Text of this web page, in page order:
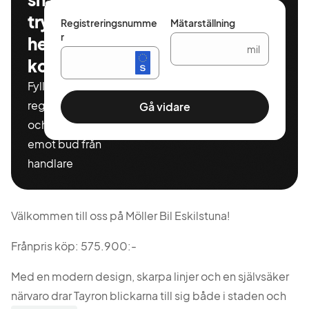
tryggt och
helt
kostnadsfritt
Fyll i ditt
registeringnummer
och miltal för att ta
emot bud från
handlare
Registreringsnumme
r
Mätarställning
mil
Gå vidare
Välkommen till oss på Möller Bil Eskilstuna!
Frånpris köp: 575.900:-
Med en modern design, skarpa linjer och en självsäker
närvaro drar Tayron blickarna till sig både i staden och